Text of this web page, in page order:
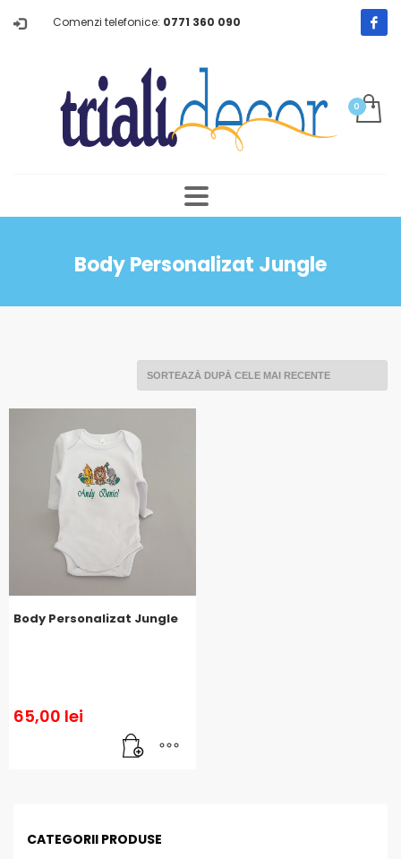
Comenzi telefonice: 0771 360 090
Body Personalizat Jungle
Body Personalizat Jungle
65,00 lei
CATEGORII PRODUSE